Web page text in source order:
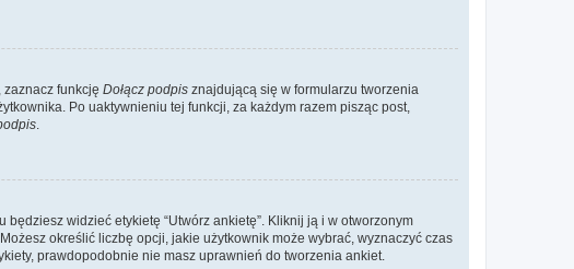
funkcję Dołącz podpis znajdującą się w formularzu tworzenia
Po uaktywnieniu tej funkcji, za każdym razem pisząc post,
widzieć etykietę “Utwórz ankietę”. Kliknij ją i w otworzonym
określić liczbę opcji, jakie użytkownik może wybrać, wyznaczyć czas
prawdopodobnie nie masz uprawnień do tworzenia ankiet.